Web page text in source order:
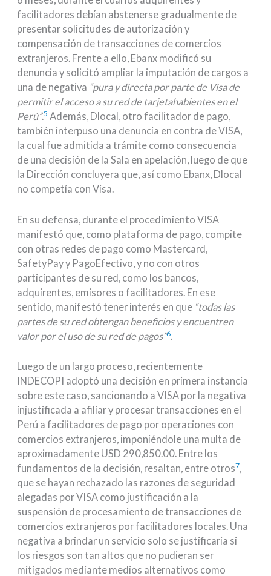
facilitadores debían abstenerse gradualmente de
presentar solicitudes de autorización y
compensación de transacciones de comercios
extranjeros. Frente a ello, Ebanx modificó su
denuncia y solicitó ampliar la imputación de cargos a
una de negativa “pura y directa por parte de Visa de
permitir el acceso a su red de tarjetahabientes en el
Perú”.5 Además, Dlocal, otro facilitador de pago,
también interpuso una denuncia en contra de VISA,
la cual fue admitida a trámite como consecuencia
de una decisión de la Sala en apelación, luego de que
la Dirección concluyera que, así como Ebanx, Dlocal
no competía con Visa.
En su defensa, durante el procedimiento VISA
manifestó que, como plataforma de pago, compite
con otras redes de pago como Mastercard,
SafetyPay y PagoEfectivo, y no con otros
participantes de su red, como los bancos,
adquirentes, emisores o facilitadores. En ese
sentido, manifestó tener interés en que “todas las
partes de su red obtengan beneficios y encuentren
valor por el uso de su red de pagos”6.
Luego de un largo proceso, recientemente
INDECOPI adoptó una decisión en primera instancia
sobre este caso, sancionando a VISA por la negativa
injustificada a afiliar y procesar transacciones en el
Perú a facilitadores de pago por operaciones con
comercios extranjeros, imponiéndole una multa de
aproximadamente USD 290,850.00. Entre los
fundamentos de la decisión, resaltan, entre otros7,
que se hayan rechazado las razones de seguridad
alegadas por VISA como justificación a la
suspensión de procesamiento de transacciones de
comercios extranjeros por facilitadores locales. Una
negativa a brindar un servicio solo se justificaría si
los riesgos son tan altos que no pudieran ser
mitigados mediante medios alternativos como